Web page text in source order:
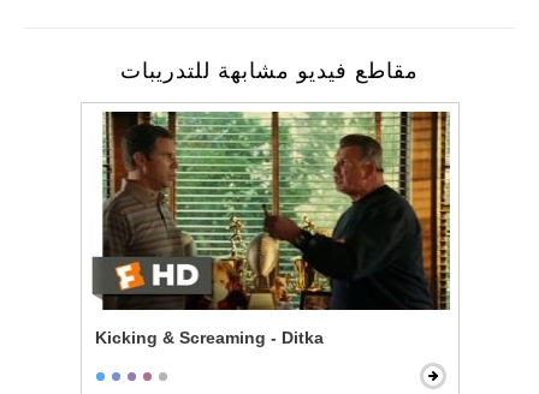
مقاطع فيديو مشابهة للتدريبات
Kicking & Screaming - Ditka